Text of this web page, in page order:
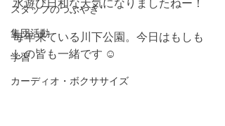
スタッフのつぶやき
集団活動
学習
カーディオ・ボクササイズ
毎年来ている川下公園。今日はもしも
しの皆も一緒です ☺︎